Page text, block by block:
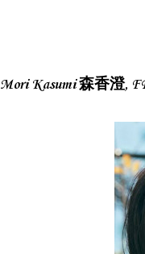
Mori Kasumi 森香澄,